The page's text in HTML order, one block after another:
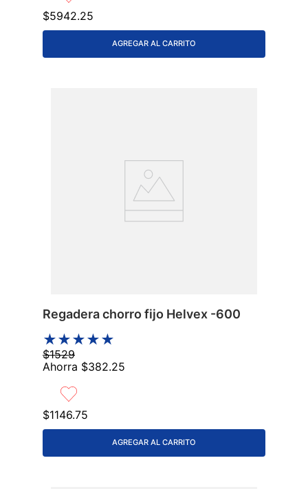
$5942.25
AGREGAR AL CARRITO
Regadera chorro fijo Helvex -600
★★★★★
$1529
Ahorra $382.25
$1146.75
AGREGAR AL CARRITO